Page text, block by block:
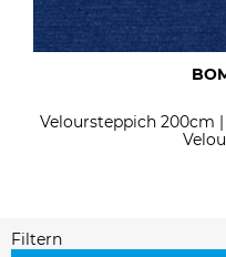
Veloursteppich 200cm |
Filtern